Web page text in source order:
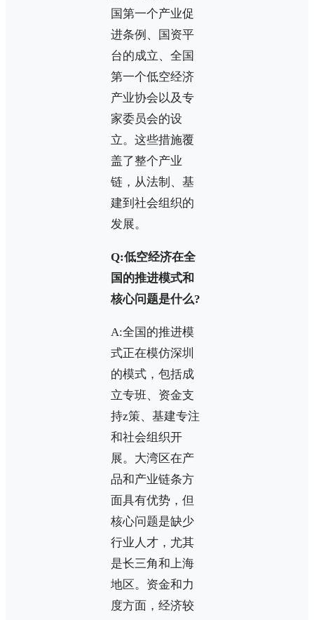
国第一个产业促
进条例、国资平
台的成立、全国
第一个低空经济
产业协会以及专
家委员会的设
立。这些措施覆
盖了整个产业
链，从法制、基
建到社会组织的
发展。
Q:低空经济在全
国的推进模式和
核心问题是什么?
A:全国的推进模
式正在模仿深圳
的模式，包括成
立专班、资金支
持z策、基建专注
和社会组织开
展。大湾区在产
品和产业链条方
面具有优势，但
核心问题是缺少
行业人才，尤其
是长三角和上海
地区。资金和力
度方面，经济较